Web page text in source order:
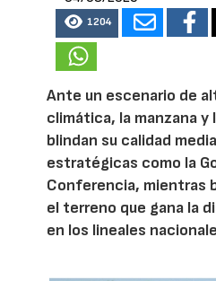
1204
Ante un escenario de
climática, la manzana y
blindan su calidad
estratégicas como la
Conferencia, mientras
el terreno que gana la
en los lineales